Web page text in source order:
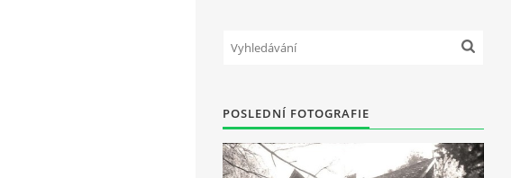
POSLEDNÍ FOTOGRAFIE